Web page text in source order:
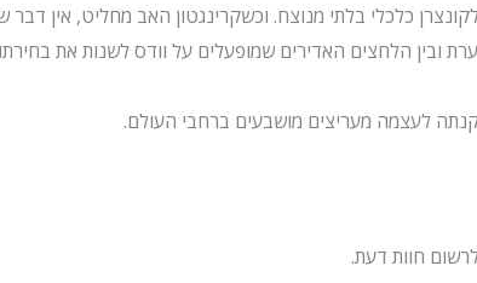
כלכלי בלתי מנוצח. וכשקרינגטון האב מחליט, אין דבר
ובין הלחצים האדירים שמופעלים על וודס לשנות את
לעצמה מעריצים מושבעים ברחבי העולם.
חוות דעת.